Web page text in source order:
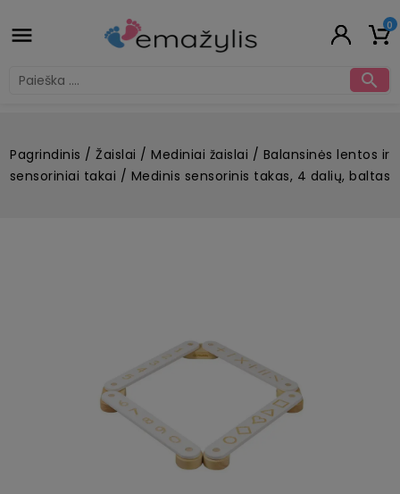
 0

Pagrindinis Žaislai Mediniai žaislai
Balansinės lentos ir
sensoriniai takai
Medinis sensorinis takas, 4 dalių, baltas